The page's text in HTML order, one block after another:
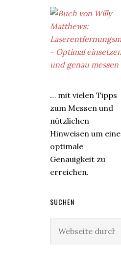
… mit vielen Tipps
zum Messen und
nützlichen
Hinweisen um eine
optimale
Genauigkeit zu
erreichen.
SUCHEN
durchsuchen